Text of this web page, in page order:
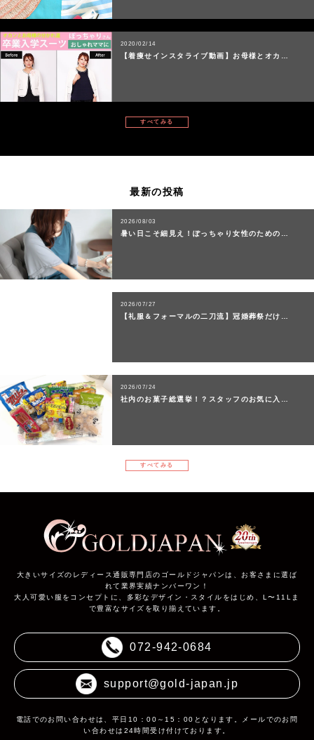
2020/02/14
【着痩せインスタライブ動画】お母様とオカ…
すべてみる
最新の投稿
2026/08/03
暑い日こそ細見え！ぽっちゃり女性のための…
2026/07/27
【礼服＆フォーマルの二刀流】冠婚葬祭だけ…
2026/07/24
社内のお菓子総選挙！？スタッフのお気に入…
すべてみる
大きいサイズのレディース通販専門店のゴールドジャパンは、お客さまに選ば
れて業界実績ナンバーワン！
大人可愛い服をコンセプトに、多彩なデザイン・スタイルをはじめ、L〜11Lま
で豊富なサイズを取り揃えています。
072-942-0684
support@gold-japan.jp
電話でのお問い合わせは、平日10：00～15：00となります。メールでのお問
い合わせは24時間受け付けております。